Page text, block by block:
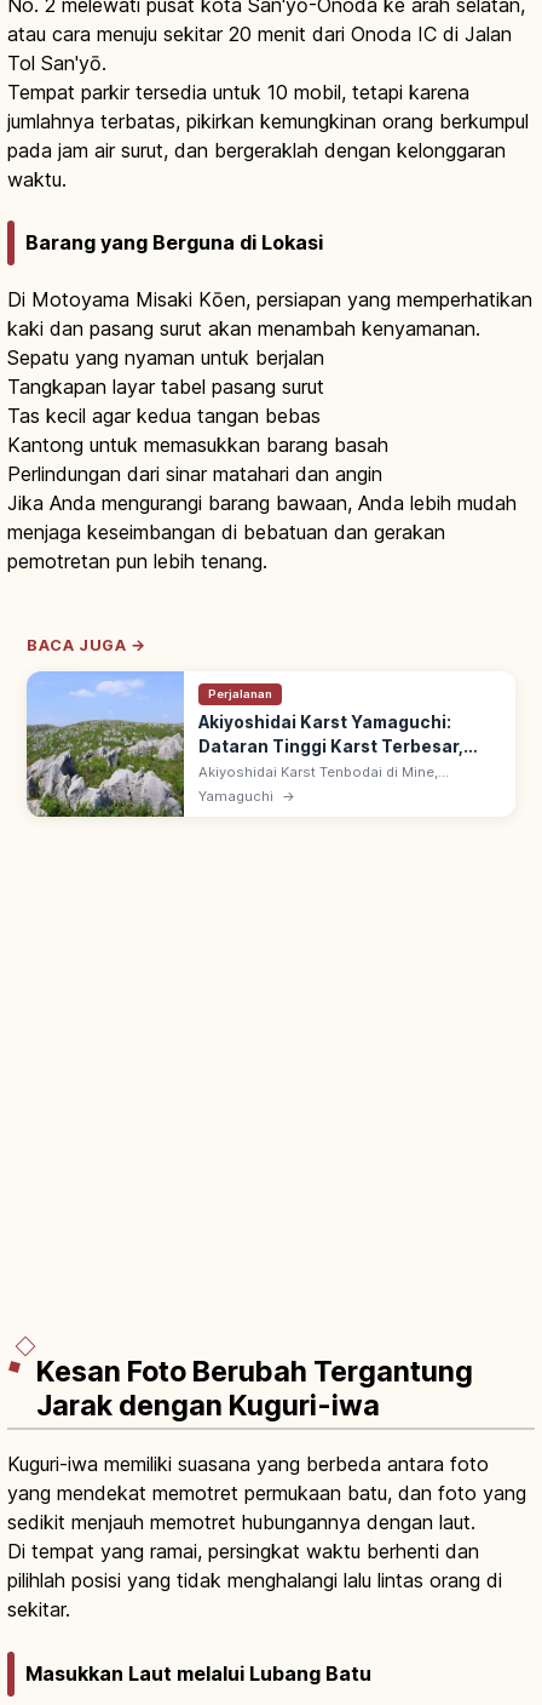
No. 2 melewati pusat kota San'yō-Onoda ke arah selatan,
atau cara menuju sekitar 20 menit dari Onoda IC di Jalan
Tol San'yō.
Tempat parkir tersedia untuk 10 mobil, tetapi karena
jumlahnya terbatas, pikirkan kemungkinan orang berkumpul
pada jam air surut, dan bergeraklah dengan kelonggaran
waktu.
Barang yang Berguna di Lokasi
Di Motoyama Misaki Kōen, persiapan yang memperhatikan
kaki dan pasang surut akan menambah kenyamanan.
Sepatu yang nyaman untuk berjalan
Tangkapan layar tabel pasang surut
Tas kecil agar kedua tangan bebas
Kantong untuk memasukkan barang basah
Perlindungan dari sinar matahari dan angin
Jika Anda mengurangi barang bawaan, Anda lebih mudah
menjaga keseimbangan di bebatuan dan gerakan
pemotretan pun lebih tenang.
BACA JUGA →
Perjalanan
Akiyoshidai Karst Yamaguchi:
Dataran Tinggi Karst Terbesar,
Rute Wisata
Akiyoshidai Karst Tenbodai di Mine,
Yamaguchi: dataran tinggi karst dengan batu
kapur putih. Bentang karrenfeld & doline;
Yamaguchi →
Kesan Foto Berubah Tergantung
Jarak dengan Kuguri-iwa
Kuguri-iwa memiliki suasana yang berbeda antara foto
yang mendekat memotret permukaan batu, dan foto yang
sedikit menjauh memotret hubungannya dengan laut.
Di tempat yang ramai, persingkat waktu berhenti dan
pilihlah posisi yang tidak menghalangi lalu lintas orang di
sekitar.
Masukkan Laut melalui Lubang Batu